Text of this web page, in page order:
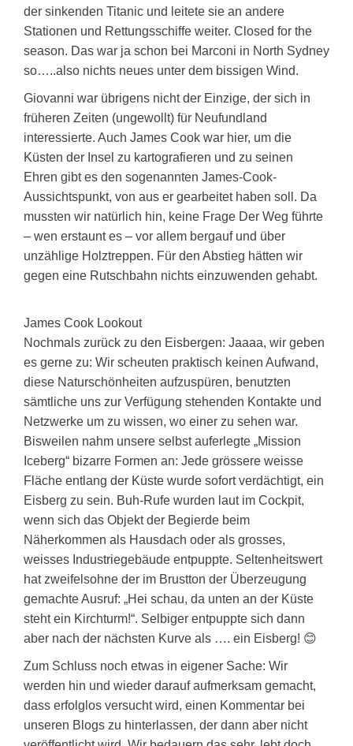
der sinkenden Titanic und leitete sie an andere
Stationen und Rettungsschiffe weiter. Closed for the
season. Das war ja schon bei Marconi in North Sydney
so…..also nichts neues unter dem bissigen Wind.
Giovanni war übrigens nicht der Einzige, der sich in
früheren Zeiten (ungewollt) für Neufundland
interessierte. Auch James Cook war hier, um die
Küsten der Insel zu kartografieren und zu seinen
Ehren gibt es den sogenannten James-Cook-
Aussichtspunkt, von aus er gearbeitet haben soll. Da
mussten wir natürlich hin, keine Frage Der Weg führte
– wen erstaunt es – vor allem bergauf und über
unzählige Holztreppen. Für den Abstieg hätten wir
gegen eine Rutschbahn nichts einzuwenden gehabt.
James Cook Lookout
Nochmals zurück zu den Eisbergen: Jaaaa, wir geben
es gerne zu: Wir scheuten praktisch keinen Aufwand,
diese Naturschönheiten aufzuspüren, benutzten
sämtliche uns zur Verfügung stehenden Kontakte und
Netzwerke um zu wissen, wo einer zu sehen war.
Bisweilen nahm unsere selbst auferlegte „Mission
Iceberg“ bizarre Formen an: Jede grössere weisse
Fläche entlang der Küste wurde sofort verdächtigt, ein
Eisberg zu sein. Buh-Rufe wurden laut im Cockpit,
wenn sich das Objekt der Begierde beim
Näherkommen als Hausdach oder als grosses,
weisses Industriegebäude entpuppte. Seltenheitswert
hat zweifelsohne der im Brustton der Überzeugung
gemachte Ausruf: „Hei schau, da unten an der Küste
steht ein Kirchturm!“. Selbiger entpuppte sich dann
aber nach der nächsten Kurve als …. ein Eisberg! 😊
Zum Schluss noch etwas in eigener Sache: Wir
werden hin und wieder darauf aufmerksam gemacht,
dass erfolglos versucht wird, einen Kommentar bei
unseren Blogs zu hinterlassen, der dann aber nicht